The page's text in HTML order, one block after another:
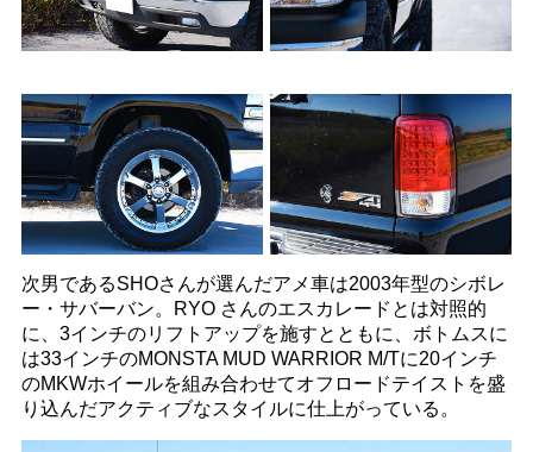
次男であるSHOさんが選んだアメ車は2003年型のシボレ
ー・サバーバン。RYO さんのエスカレードとは対照的
に、3インチのリフトアップを施すとともに、ボトムスに
は33インチのMONSTA MUD WARRIOR M/Tに20インチ
のMKWホイールを組み合わせてオフロードテイストを盛
り込んだアクティブなスタイルに仕上がっている。